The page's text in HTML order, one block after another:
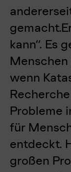
kann“. Es
wenn
Probleme
für
entdeckt.
großen